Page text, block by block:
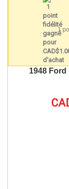
1
1948